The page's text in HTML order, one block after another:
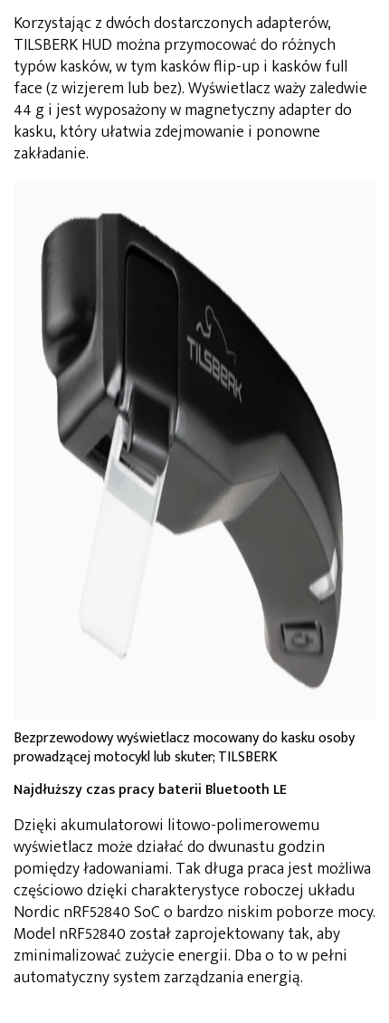
Korzystając z dwóch dostarczonych adapterów,
TILSBERK HUD można przymocować do różnych
typów kasków, w tym kasków flip-up i kasków full
face (z wizjerem lub bez). Wyświetlacz waży zaledwie
44 g i jest wyposażony w magnetyczny adapter do
kasku, który ułatwia zdejmowanie i ponowne
zakładanie.
Bezprzewodowy wyświetlacz mocowany do kasku osoby
prowadzącej motocykl lub skuter; TILSBERK
Najdłuższy czas pracy baterii Bluetooth LE
Dzięki akumulatorowi litowo-polimerowemu
wyświetlacz może działać do dwunastu godzin
pomiędzy ładowaniami. Tak długa praca jest możliwa
częściowo dzięki charakterystyce roboczej układu
Nordic nRF52840 SoC o bardzo niskim poborze mocy.
Model nRF52840 został zaprojektowany tak, aby
zminimalizować zużycie energii. Dba o to w pełni
automatyczny system zarządzania energią.